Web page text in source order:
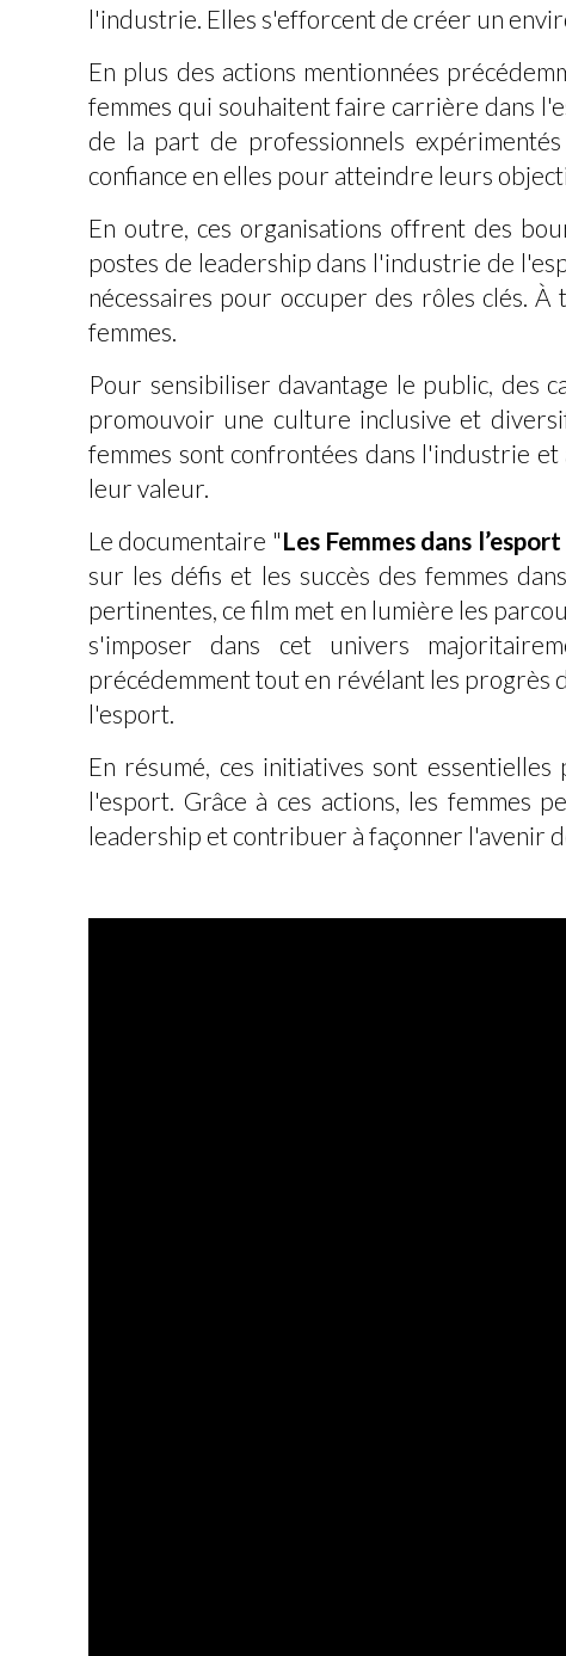
l'industrie. Elles s'efforcent de créer un
En plus des actions mentionnées
femmes qui souhaitent faire carrière dans
de la part de professionnels
confiance en elles pour atteindre leurs
En outre, ces organisations offrent des
postes de leadership dans l'industrie de
nécessaires pour occuper des rôles clés.
femmes.
Pour sensibiliser davantage le public, des
promouvoir une culture inclusive et
femmes sont confrontées dans l'industrie
leur valeur.
Le documentaire "Les Femmes dans
sur les défis et les succès des femmes
pertinentes, ce film met en lumière les
s'imposer dans cet univers
précédemment tout en révélant les progrès
l'esport.
En résumé, ces initiatives sont
l'esport. Grâce à ces actions, les femmes
leadership et contribuer à façonner l'avenir